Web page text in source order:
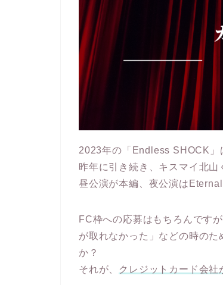
2023年の「Endless SHOCK」
昨年に引き続き、キスマイ北
昼公演が本編、夜公演は
FC枠への応募はもちろんです
が取れなかった」などの時の
か？
それが、
クレジットカード会社